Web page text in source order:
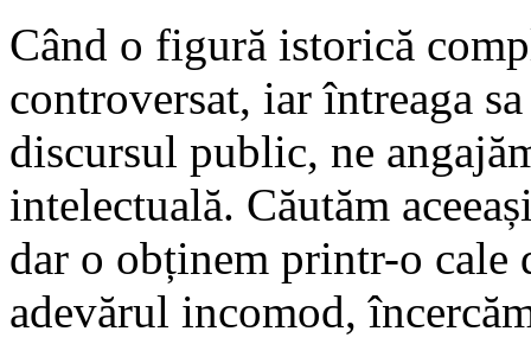
Când o figură istorică
controversat, iar întreaga
discursul public, ne
intelectuală. Căutăm
dar o obținem printr-o
adevărul incomod,